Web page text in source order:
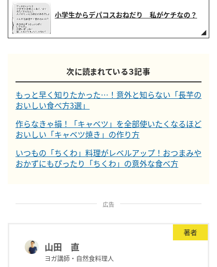
小学生からデパコスおねだり 私がケチなの？
次に読まれている３記事
もっと早く知りたかった…！意外と知らない「長芋の
おいしい食べ方3選」
作らなきゃ損！「キャベツ」を全部使いたくなるほど
おいしい「キャベツ焼き」の作り方
いつもの「ちくわ」料理がレベルアップ！おつまみや
おかずにもぴったり「ちくわ」の意外な食べ方
広告
著者
山田 直
ヨガ講師・自然食料理人